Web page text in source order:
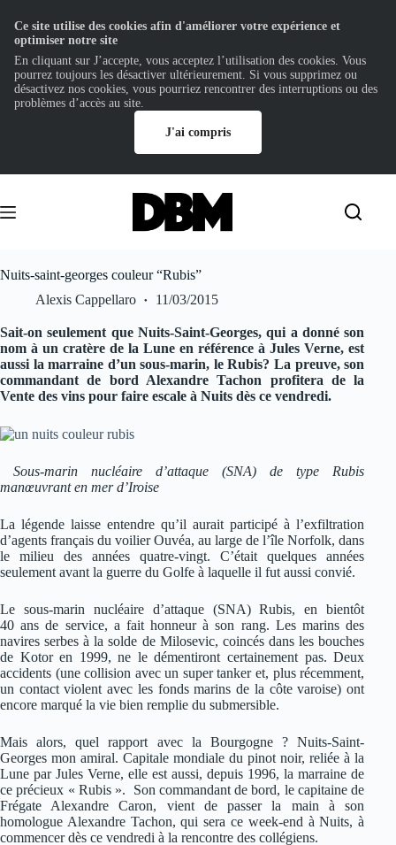
contenu
Nuits-saint-georges couleur “Rubis”
Alexis Cappellaro
11/03/2015
Sait-on seulement que Nuits-Saint-Georges, qui a donné son
nom à un cratère de la Lune en référence à Jules Verne, est
aussi la marraine d’un sous-marin, le Rubis? La preuve, son
commandant de bord Alexandre Tachon profitera de la
Vente des vins pour faire escale à Nuits dès ce vendredi.
Sous-marin nucléaire d’attaque (SNA) de type Rubis
manœuvrant en mer d’Iroise
La légende laisse entendre qu’il aurait participé à l’exfiltration
d’agents français du voilier Ouvéa, au large de l’île Norfolk, dans
le milieu des années quatre-vingt. C’était quelques années
seulement avant la guerre du Golfe à laquelle il fut aussi convié.
Le sous-marin nucléaire d’attaque (SNA) Rubis, en bientôt
40 ans de service, a fait honneur à son rang. Les marins des
navires serbes à la solde de Milosevic, coincés dans les bouches
de Kotor en 1999, ne le démentiront certainement pas. Deux
accidents (une collision avec un super tanker et, plus récemment,
un contact violent avec les fonds marins de la côte varoise) ont
encore marqué la vie bien remplie du submersible.
Mais alors, quel rapport avec la Bourgogne ? Nuits-Saint-
Georges mon amiral. Capitale mondiale du pinot noir, reliée à la
Lune par Jules Verne, elle est aussi, depuis 1996, la marraine de
ce précieux « Rubis ». Son commandant de bord, le capitaine de
Frégate Alexandre Caron, vient de passer la main à son
homologue Alexandre Tachon, qui sera ce week-end à Nuits, à
commencer dès ce vendredi à la rencontre des collégiens.
Ce site utilise des cookies afin d'améliorer votre expérience et
optimiser notre site
En cliquant sur J’accepte, vous acceptez l’utilisation des cookies. Vous
pourrez toujours les désactiver ultérieurement. Si vous supprimez ou
désactivez nos cookies, vous pourriez rencontrer des interruptions ou des
problèmes d’accès au site.
J'ai compris